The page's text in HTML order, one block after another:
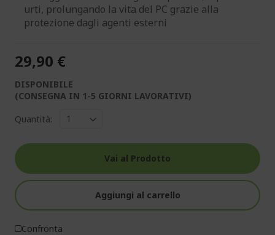
urti, prolungando la vita del PC grazie alla
protezione dagli agenti esterni
29,90 €
DISPONIBILE
(CONSEGNA IN 1-5 GIORNI LAVORATIVI)
Quantità:
Vai al Prodotto
Aggiungi al carrello
Confronta